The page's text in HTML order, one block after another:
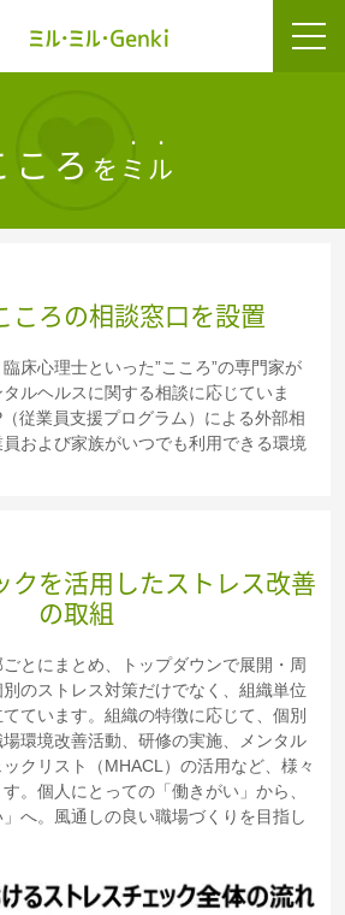
ころ を ミル
ころの相談窓口を設置
床心理士といった”こころ”の専門家が
ルヘルスに関する相談に応じていま
従業員支援プログラム）による外部相
および家族がいつでも利用できる環境
クを活用したストレス改善
の取組
とにまとめ、トップダウンで展開・周
のストレス対策だけでなく、組織単位
ています。組織の特徴に応じて、個別
環境改善活動、研修の実施、メンタル
クリスト（MHACL）の活用など、様々
。個人にとっての「働きがい」から、
へ。風通しの良い職場づくりを目指し